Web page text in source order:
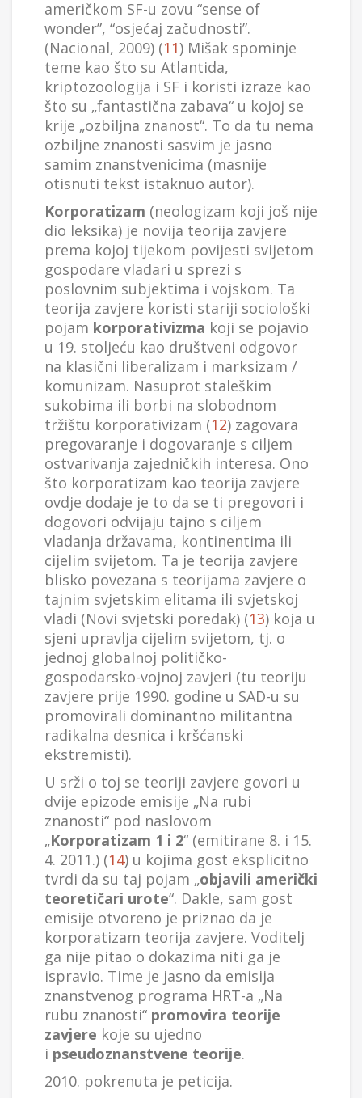
američkom SF-u zovu “sense of
wonder”, “osjećaj začudnosti”.
(Nacional, 2009) (11) Mišak spominje
teme kao što su Atlantida,
kriptozoologija i SF i koristi izraze kao
što su „fantastična zabava“ u kojoj se
krije „ozbiljna znanost“. To da tu nema
ozbiljne znanosti sasvim je jasno
samim znanstvenicima (masnije
otisnuti tekst istaknuo autor).
Korporatizam (neologizam koji još nije
dio leksika) je novija teorija zavjere
prema kojoj tijekom povijesti svijetom
gospodare vladari u sprezi s
poslovnim subjektima i vojskom. Ta
teorija zavjere koristi stariji sociološki
pojam korporativizma koji se pojavio
u 19. stoljeću kao društveni odgovor
na klasični liberalizam i marksizam /
komunizam. Nasuprot staleškim
sukobima ili borbi na slobodnom
tržištu korporativizam (12) zagovara
pregovaranje i dogovaranje s ciljem
ostvarivanja zajedničkih interesa. Ono
što korporatizam kao teorija zavjere
ovdje dodaje je to da se ti pregovori i
dogovori odvijaju tajno s ciljem
vladanja državama, kontinentima ili
cijelim svijetom. Ta je teorija zavjere
blisko povezana s teorijama zavjere o
tajnim svjetskim elitama ili svjetskoj
vladi (Novi svjetski poredak) (13) koja u
sjeni upravlja cijelim svijetom, tj. o
jednoj globalnoj političko-
gospodarsko-vojnoj zavjeri (tu teoriju
zavjere prije 1990. godine u SAD-u su
promovirali dominantno militantna
radikalna desnica i kršćanski
ekstremisti).
U srži o toj se teoriji zavjere govori u
dvije epizode emisije „Na rubi
znanosti“ pod naslovom
„Korporatizam 1 i 2“ (emitirane 8. i 15.
4. 2011.) (14) u kojima gost eksplicitno
tvrdi da su taj pojam „objavili američki
teoretičari urote“. Dakle, sam gost
emisije otvoreno je priznao da je
korporatizam teorija zavjere. Voditelj
ga nije pitao o dokazima niti ga je
ispravio. Time je jasno da emisija
znanstvenog programa HRT-a „Na
rubu znanosti“ promovira teorije
zavjere koje su ujedno
i pseudoznanstvene teorije.
2010. pokrenuta je peticija.